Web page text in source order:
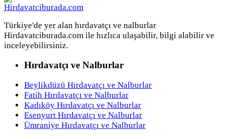
Türkiye'de yer alan hırdavatçı ve nalburlar
Hirdavatciburada.com ile hızlıca ulaşabilir, bilgi alabilir ve
inceleyebilirsiniz.
Hırdavatçı ve Nalburlar
Beylikdüzü Hırdavatçı ve Nalburlar
Fatih Hırdavatçı ve Nalburlar
Kadıköy Hırdavatçı ve Nalburlar
Esenyurt Hırdavatçı ve Nalburlar
Ümraniye Hırdavatçı ve Nalburlar